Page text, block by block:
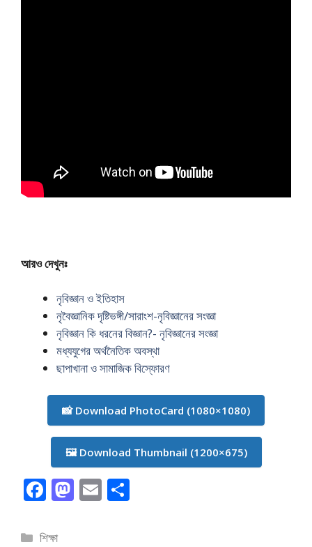
আরও দেখুনঃ
নৃবিজ্ঞান ও ইতিহাস
নৃবৈজ্ঞানিক দৃষ্টিভঙ্গী/সারাংশ-নৃবিজ্ঞানের সংজ্ঞা
নৃবিজ্ঞান কি ধরনের বিজ্ঞান?- নৃবিজ্ঞানের সংজ্ঞা
মধ্যযুগের অর্থনৈতিক অবস্থা
ছাপাখানা ও সামাজিক বিস্ফোরণ
📸 Download PhotoCard (1080×1080)
🖼️ Download Thumbnail (1200×675)
F
e
M E
বিভাগ
শিক্ষা